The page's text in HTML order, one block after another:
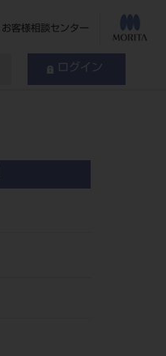
お客様相談センター
ログイン